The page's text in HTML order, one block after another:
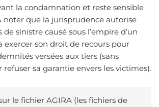
la condamnation et reste sensible
noter que la jurisprudence autorise
de sinistre causé sous l’empire d’un
exercer son droit de recours pour
versées aux tiers (sans
sa garantie envers les victimes).
le fichier AGIRA (les fichiers de